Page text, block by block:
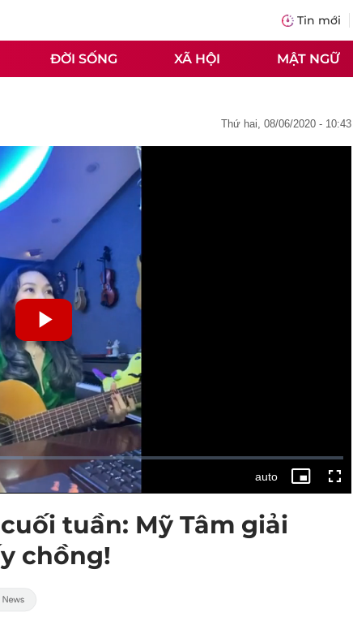
Tin mới
ĐỜI SỐNG XÃ HỘI MẬT NGỮ
thứ hai, 08/06/2020 - 10:43
tuần: Mỹ Tâm giải
chồng!